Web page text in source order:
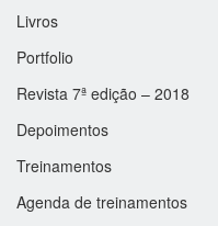
Livros
Portfolio
Revista 7ª edição – 2018
Depoimentos
Treinamentos
Agenda de treinamentos